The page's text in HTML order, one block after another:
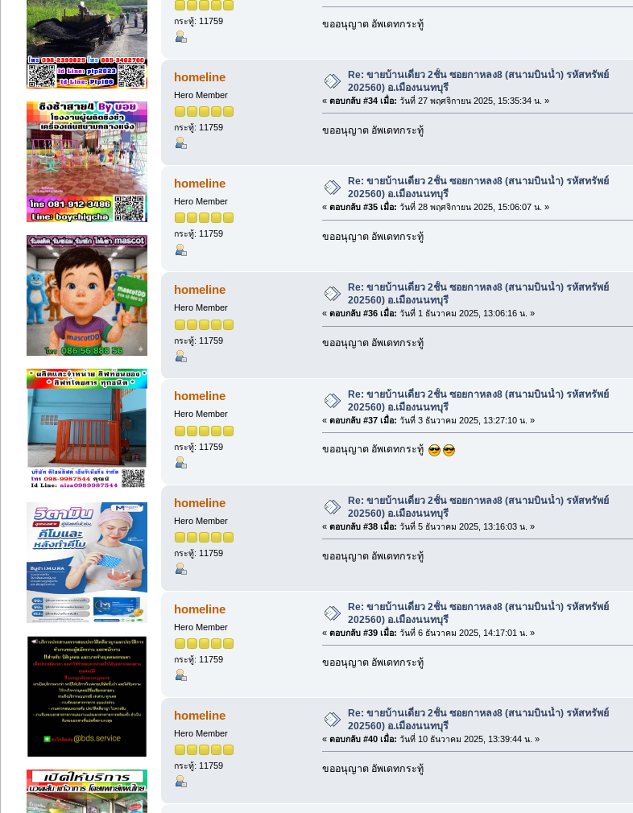
กระทู้: 11759 ขออนุญาต อัพเดทกระทู้
homeline
Hero Member
กระทู้: 11759
Re: ขายบ้านเดี่ยว 2ชั้น ซอยกาหลง8 (สนามบินน้ำ) รหัสทรัพย์
202560) อ.เมืองนนทบุรี
« ตอบกลับ #34 เมื่อ: วันที่ 27 พฤศจิกายน 2025, 15:35:34 น. »
ขออนุญาต อัพเดทกระทู้
homeline
Hero Member
กระทู้: 11759
Re: ขายบ้านเดี่ยว 2ชั้น ซอยกาหลง8 (สนามบินน้ำ) รหัสทรัพย์
202560) อ.เมืองนนทบุรี
« ตอบกลับ #35 เมื่อ: วันที่ 28 พฤศจิกายน 2025, 15:06:07 น. »
ขออนุญาต อัพเดทกระทู้
homeline
Hero Member
กระทู้: 11759
Re: ขายบ้านเดี่ยว 2ชั้น ซอยกาหลง8 (สนามบินน้ำ) รหัสทรัพย์
202560) อ.เมืองนนทบุรี
« ตอบกลับ #36 เมื่อ: วันที่ 1 ธันวาคม 2025, 13:06:16 น. »
ขออนุญาต อัพเดทกระทู้
homeline
Hero Member
กระทู้: 11759
Re: ขายบ้านเดี่ยว 2ชั้น ซอยกาหลง8 (สนามบินน้ำ) รหัสทรัพย์
202560) อ.เมืองนนทบุรี
« ตอบกลับ #37 เมื่อ: วันที่ 3 ธันวาคม 2025, 13:27:10 น. »
ขออนุญาต อัพเดทกระทู้
homeline
Hero Member
กระทู้: 11759
Re: ขายบ้านเดี่ยว 2ชั้น ซอยกาหลง8 (สนามบินน้ำ) รหัสทรัพย์
202560) อ.เมืองนนทบุรี
« ตอบกลับ #38 เมื่อ: วันที่ 5 ธันวาคม 2025, 13:16:03 น. »
ขออนุญาต อัพเดทกระทู้
homeline
Hero Member
กระทู้: 11759
Re: ขายบ้านเดี่ยว 2ชั้น ซอยกาหลง8 (สนามบินน้ำ) รหัสทรัพย์
202560) อ.เมืองนนทบุรี
« ตอบกลับ #39 เมื่อ: วันที่ 6 ธันวาคม 2025, 14:17:01 น. »
ขออนุญาต อัพเดทกระทู้
homeline
Hero Member
กระทู้: 11759
Re: ขายบ้านเดี่ยว 2ชั้น ซอยกาหลง8 (สนามบินน้ำ) รหัสทรัพย์
202560) อ.เมืองนนทบุรี
« ตอบกลับ #40 เมื่อ: วันที่ 10 ธันวาคม 2025, 13:39:44 น. »
ขออนุญาต อัพเดทกระทู้